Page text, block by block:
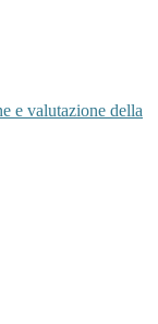
e valutazione della